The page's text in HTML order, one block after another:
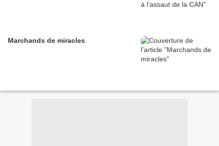
Marchands de miracles